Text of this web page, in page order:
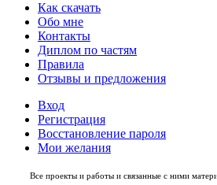
Как скачать
Обо мне
Контакты
Диплом по частям
Правила
Отзывы и предложения
Вход
Регистрация
Восстановление пароля
Мои желания
Все проекты и работы и связанные с ними